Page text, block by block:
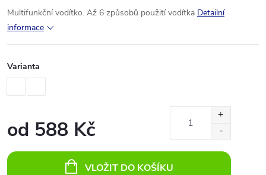
Multifunkční vodítko. Až 6 způsobů použití vodítka Detailní
informace
Varianta
od 588 Kč
cena:
VLOŽIT DO KOŠÍKU